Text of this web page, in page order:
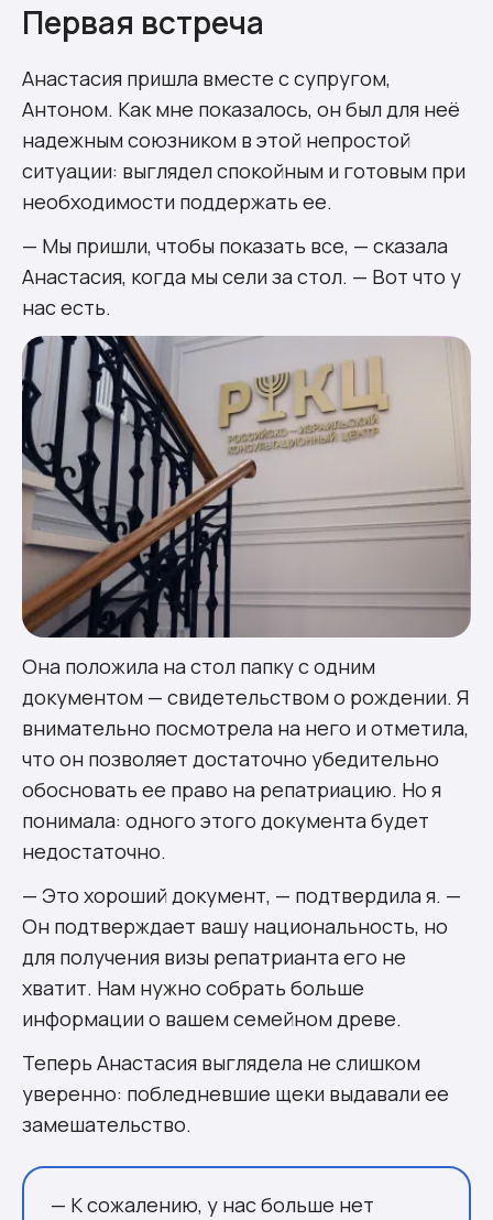
Первая встреча
Анастасия пришла вместе с супругом,
Антоном. Как мне показалось, он был для неё
надежным союзником в этой непростой
ситуации: выглядел спокойным и готовым при
необходимости поддержать ее.
— Мы пришли, чтобы показать все, — сказала
Анастасия, когда мы сели за стол. — Вот что у
нас есть.
Она положила на стол папку с одним
документом — свидетельством о рождении. Я
внимательно посмотрела на него и отметила,
что он позволяет достаточно убедительно
обосновать ее право на репатриацию. Но я
понимала: одного этого документа будет
недостаточно.
— Это хороший документ, — подтвердила я. —
Он подтверждает вашу национальность, но
для получения визы репатрианта его не
хватит. Нам нужно собрать больше
информации о вашем семейном древе.
Теперь Анастасия выглядела не слишком
уверенно: побледневшие щеки выдавали ее
замешательство.
— К сожалению, у нас больше нет